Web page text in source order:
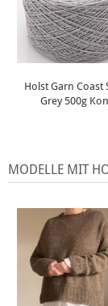
Holst Garn Coast
Grey 500g
MODELLE MIT